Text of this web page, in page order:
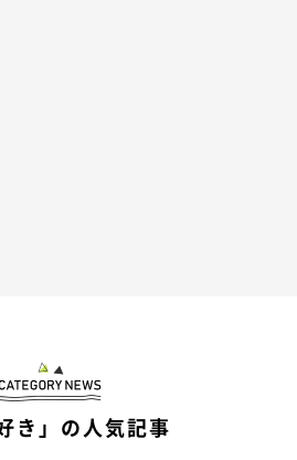
道を走るときもスピードをあまり出さ
らかに、ブレーキもゆるやかにかける
、結果的に超安全運転になった。
き」の人気記事